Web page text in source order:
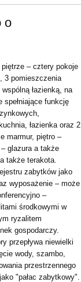
o
– cztery pokoje
3 pomieszczenia
łazienką, na
spełniające funkcję
łazienka oraz 2
marmur, piętro –
glazura a także
także terakota.
zabytków jako
wyposażenie – może
–
środkowymi w
ryzalitem
gospodarczy.
przepływa niewielki
wody, szambo,
przestrzennego
"pałac zabytkowy".